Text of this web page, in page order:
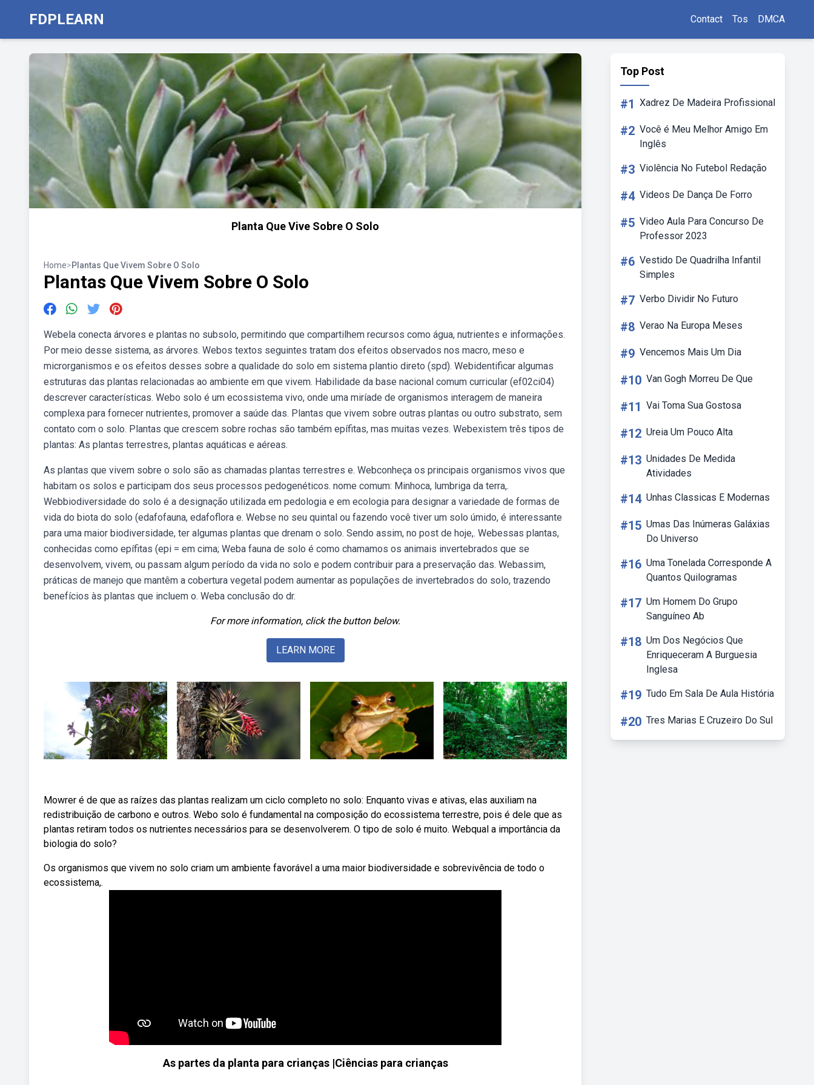
FDPLEARN Contact Tos DMCA
Planta Que Vive Sobre O Solo
Home>Plantas Que Vivem Sobre O Solo
Plantas Que Vivem Sobre O Solo
Webela conecta árvores e plantas no subsolo, permitindo que compartilhem recursos como água, nutrientes e informações.
Por meio desse sistema, as árvores. Webos textos seguintes tratam dos efeitos observados nos macro, meso e
microrganismos e os efeitos desses sobre a qualidade do solo em sistema plantio direto (spd). Webidentificar algumas
estruturas das plantas relacionadas ao ambiente em que vivem. Habilidade da base nacional comum curricular (ef02ci04)
descrever características. Webo solo é um ecossistema vivo, onde uma miríade de organismos interagem de maneira
complexa para fornecer nutrientes, promover a saúde das. Plantas que vivem sobre outras plantas ou outro substrato, sem
contato com o solo. Plantas que crescem sobre rochas são também epífitas, mas muitas vezes. Webexistem três tipos de
plantas: As plantas terrestres, plantas aquáticas e aéreas.
As plantas que vivem sobre o solo são as chamadas plantas terrestres e. Webconheça os principais organismos vivos que
habitam os solos e participam dos seus processos pedogenéticos. nome comum: Minhoca, lumbriga da terra,.
Webbiodiversidade do solo é a designação utilizada em pedologia e em ecologia para designar a variedade de formas de
vida do biota do solo (edafofauna, edafoflora e. Webse no seu quintal ou fazendo você tiver um solo úmido, é interessante
para uma maior biodiversidade, ter algumas plantas que drenam o solo. Sendo assim, no post de hoje,. Webessas plantas,
conhecidas como epífitas (epi = em cima; Weba fauna de solo é como chamamos os animais invertebrados que se
desenvolvem, vivem, ou passam algum período da vida no solo e podem contribuir para a preservação das. Webassim,
práticas de manejo que mantêm a cobertura vegetal podem aumentar as populações de invertebrados do solo, trazendo
benefícios às plantas que incluem o. Weba conclusão do dr.
For more information, click the button below.
LEARN MORE
Mowrer é de que as raízes das plantas realizam um ciclo completo no solo: Enquanto vivas e ativas, elas auxiliam na
redistribuição de carbono e outros. Webo solo é fundamental na composição do ecossistema terrestre, pois é dele que as
plantas retiram todos os nutrientes necessários para se desenvolverem. O tipo de solo é muito. Webqual a importância da
biologia do solo?
Os organismos que vivem no solo criam um ambiente favorável a uma maior biodiversidade e sobrevivência de todo o
ecossistema,.
As partes da planta para crianças |Ciências para crianças
Top Post
#1 Xadrez De Madeira Profissional
#2 Você é Meu Melhor Amigo Em
Inglês
#3 Violência No Futebol Redação
#4 Videos De Dança De Forro
#5 Video Aula Para Concurso De
Professor 2023
#6 Vestido De Quadrilha Infantil
Simples
#7 Verbo Dividir No Futuro
#8 Verao Na Europa Meses
#9 Vencemos Mais Um Dia
#10 Van Gogh Morreu De Que
#11 Vai Toma Sua Gostosa
#12 Ureia Um Pouco Alta
#13 Unidades De Medida
Atividades
#14 Unhas Classicas E Modernas
#15 Umas Das Inúmeras Galáxias
Do Universo
#16 Uma Tonelada Corresponde A
Quantos Quilogramas
#17 Um Homem Do Grupo
Sanguíneo Ab
#18 Um Dos Negócios Que
Enriqueceram A Burguesia
Inglesa
#19 Tudo Em Sala De Aula História
#20 Tres Marias E Cruzeiro Do Sul